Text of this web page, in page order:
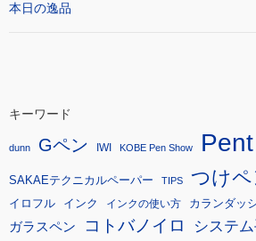
本日の逸品
キーワード
dunn Gペン IWI KOBE Pen Show Pent
SAKAEテクニカルペーパー TIPS つけペ
イロフル インク インクの使い方 カランダッ
ガラスペン コトバノイロ システ